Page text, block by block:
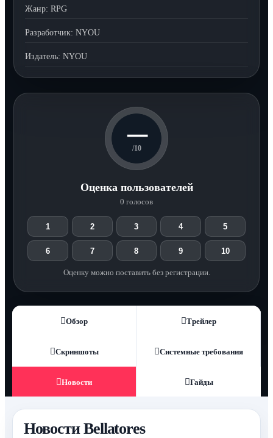
Жанр: RPG
Разработчик: NYOU
Издатель: NYOU
—
/10
Оценка пользователей
0 голосов
1 2 3 4 5
6 7 8 9 10
Оценку можно поставить без регистрации.
Обзор Трейлер
Скриншоты Системные требования
Новости Гайды
Новости Bellatores